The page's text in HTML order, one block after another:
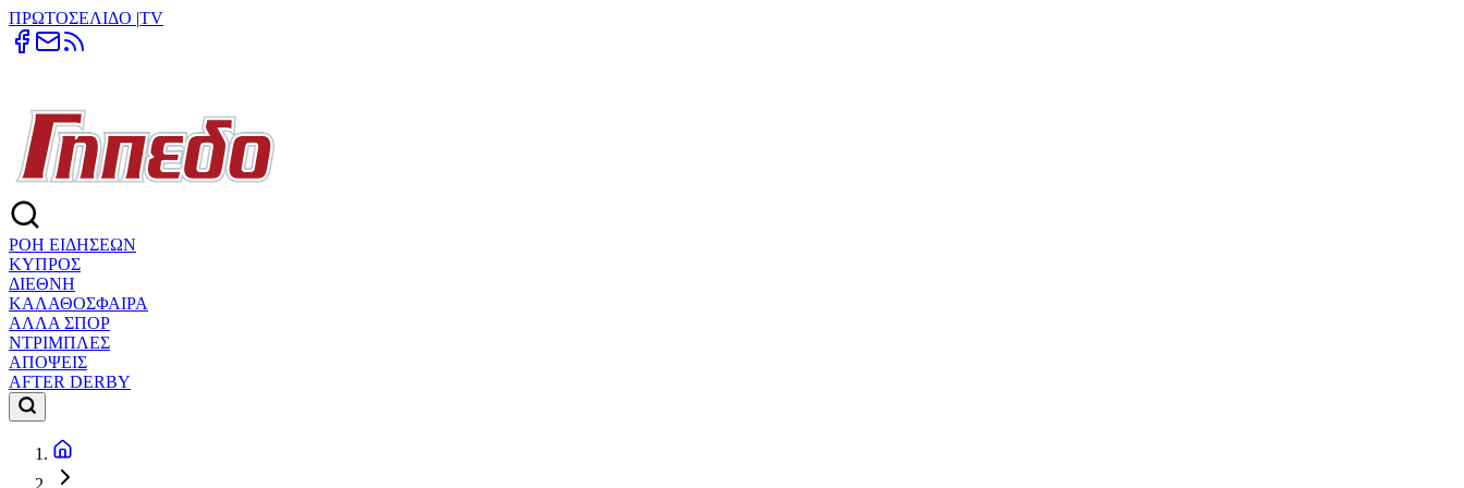
ΠΡΩΤΟΣΕΛΙΔΟ |TV
ΡΟΗ ΕΙΔΗΣΕΩΝ
ΚΥΠΡΟΣ
ΔΙΕΘΝΗ
ΚΑΛΑΘΟΣΦΑΙΡΑ
ΑΛΛΑ ΣΠΟΡ
ΝΤΡΙΜΠΛΕΣ
ΑΠΟΨΕΙΣ
AFTER DERBY